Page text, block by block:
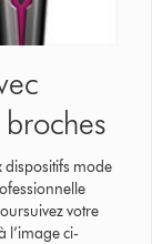
dispositifs mode
votre
l’image ci-